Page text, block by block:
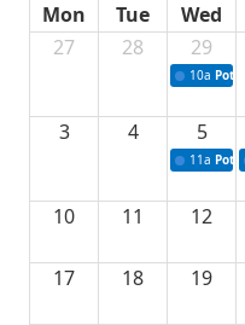
Mon Tue Wed
27
28 29
10a
3 4 5
11a
10 11 12
17 18 19